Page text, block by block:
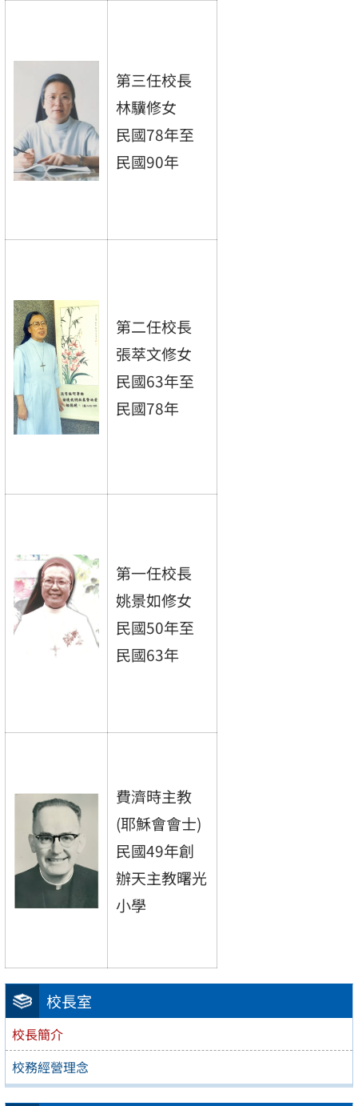
校長室
校長簡介
校務經營理念
第三任校長
林驥修女
民國78年至
民國90年
第二任校長
張萃文修女
民國63年至
民國78年
第一任校長
姚景如修女
民國50年至
民國63年
費濟時主教
(耶穌會會士)
民國49年創
辦天主教曙光
小學